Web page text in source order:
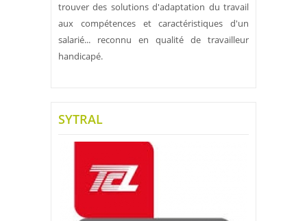
trouver des solutions d'adaptation du travail
aux compétences et caractéristiques d'un
salarié... reconnu en qualité de travailleur
handicapé.
SYTRAL